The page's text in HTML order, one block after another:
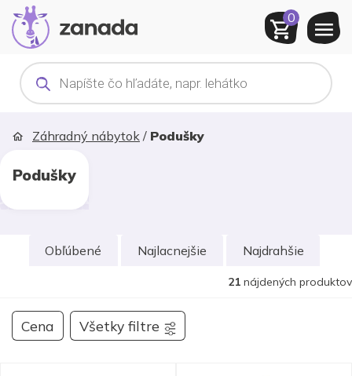
Products
search
0
Záhradný nábytok / Podušky
Podušky
Obľúbené Najlacnejšie Najdrahšie
21 nájdených produktov
Cena Všetky filtre